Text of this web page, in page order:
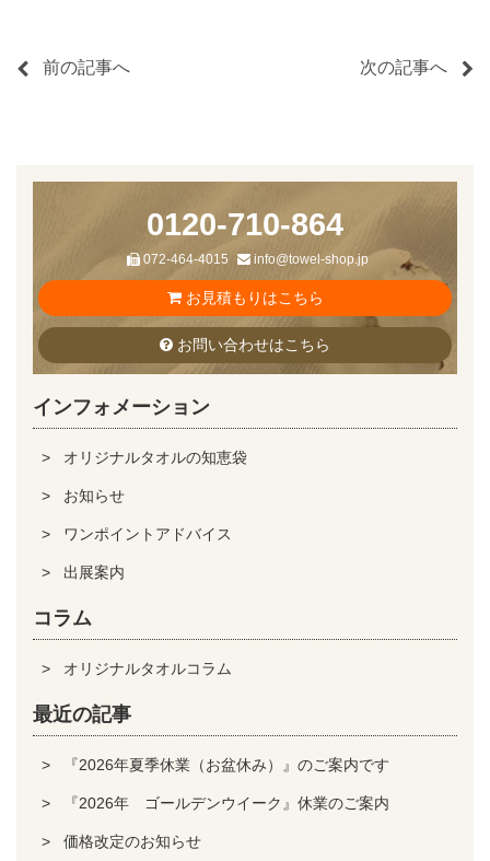
前の記事へ 次の記事へ
0120-710-864
072-464-4015 info@towel-shop.jp
お見積もりはこちら
お問い合わせはこちら
インフォメーション
オリジナルタオルの知恵袋
お知らせ
ワンポイントアドバイス
出展案内
コラム
オリジナルタオルコラム
最近の記事
『2026年夏季休業（お盆休み）』のご案内です
『2026年 ゴールデンウイーク』休業のご案内
価格改定のお知らせ